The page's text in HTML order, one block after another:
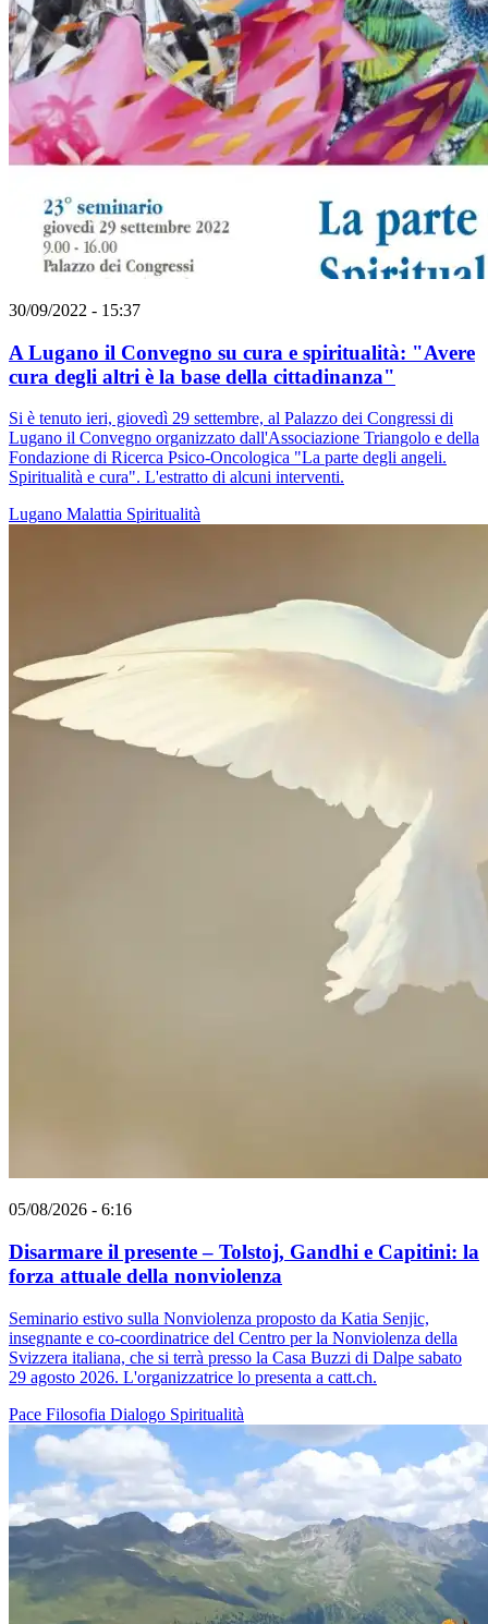
30/09/2022 - 15:37
A Lugano il Convegno su cura e spiritualità: "Avere
cura degli altri è la base della cittadinanza"
Si è tenuto ieri, giovedì 29 settembre, al Palazzo dei Congressi di
Lugano il Convegno organizzato dall'Associazione Triangolo e della
Fondazione di Ricerca Psico-Oncologica "La parte degli angeli.
Spiritualità e cura". L'estratto di alcuni interventi.
Lugano Malattia Spiritualità
05/08/2026 - 6:16
Disarmare il presente – Tolstoj, Gandhi e Capitini: la
forza attuale della nonviolenza
Seminario estivo sulla Nonviolenza proposto da Katia Senjic,
insegnante e co-coordinatrice del Centro per la Nonviolenza della
Svizzera italiana, che si terrà presso la Casa Buzzi di Dalpe sabato
29 agosto 2026. L'organizzatrice lo presenta a catt.ch.
Pace Filosofia Dialogo Spiritualità